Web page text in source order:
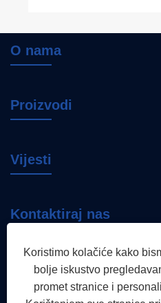
O nama
Proizvodi
Vijesti
Kontaktiraj nas
RSS
Koristimo kolačiće kako
bolje iskustvo
promet stranice i